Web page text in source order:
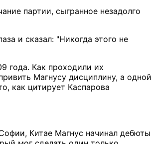
партии, сыгранное незадолго
и сказал: "Никогда этого не
года. Как проходили их
Магнусу дисциплину, а одной
как цитирует Каспарова
Китае Магнус начинал дебюты